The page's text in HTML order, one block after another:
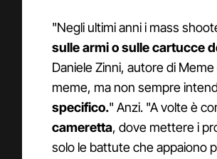
"Negli ultimi anni i mass
sulle armi o sulle cartucce
Daniele Zinni, autore di
meme, ma non sempre
specifico." Anzi. "A volte è
cameretta, dove mettere i
solo le battute che appaiono